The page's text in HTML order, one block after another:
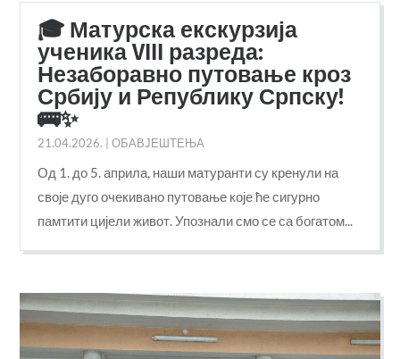
🎓 Матурска екскурзија
ученика VIII разреда:
Незаборавно путовање кроз
Србију и Републику Српску!
🚌✨
21.04.2026. |ОБАВЈЕШТЕЊА
Од 1. до 5. априла, наши матуранти су кренули на
своје дуго очекивано путовање које ће сигурно
памтити цијели живот. Упознали смо се са богатом...